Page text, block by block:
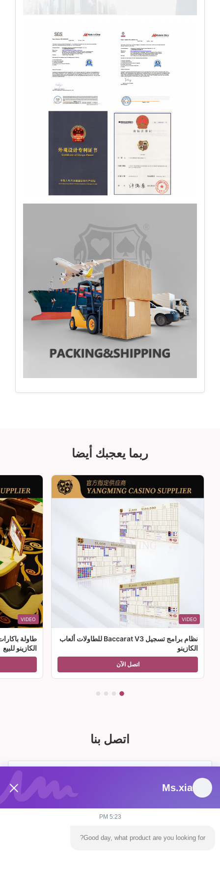
ربما يعجبك أيضا
VIDEO
نظام برامج تسجيل Baccarat V3 للطاولات ألعاب
الكازينو
اتصل الآن
VIDEO
طاولة
الكازينو للبيع
اتصل بنا
Ms.xia
5:23 PM
Good day, what product are you looking for?